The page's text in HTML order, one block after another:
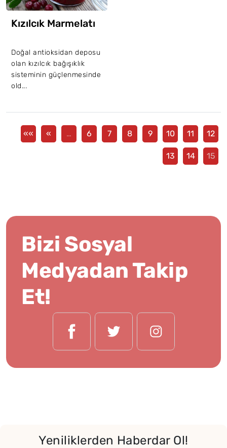
Kızılcık Marmelatı
Doğal antioksidan deposu
olan kızılcık bağışıklık
sisteminin güçlenmesinde
old...
«« « … 6 7 8 9 10 11 12
13 14 15
Bizi Sosyal
Medyadan Takip
Et!
Yeniliklerden Haberdar Ol!